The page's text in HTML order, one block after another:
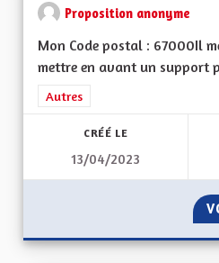
Proposition anonyme
Mon Code postal : 67000Il
mettre en avant un support
Filtrer les résultats de la
Autres
CRÉÉ LE
13/04/2023